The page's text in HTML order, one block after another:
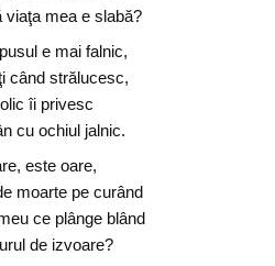
viaţa mea e slabă?
e mai falnic,
când strălucesc,
îi privesc
cu ochiul jalnic.
este oare,
moarte pe curând
ce plânge blând
de izvoare?